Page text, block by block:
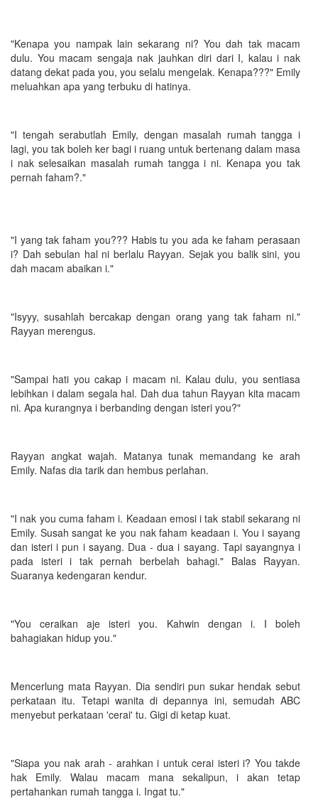
"Kenapa you nampak lain sekarang ni? You dah tak macam
dulu. You macam sengaja nak jauhkan diri dari I, kalau i nak
datang dekat pada you, you selalu mengelak. Kenapa???" Emily
meluahkan apa yang terbuku di hatinya.
"I tengah serabutlah Emily, dengan masalah rumah tangga i
lagi, you tak boleh ker bagi i ruang untuk bertenang dalam masa
i nak selesaikan masalah rumah tangga i ni. Kenapa you tak
pernah faham?."
"I yang tak faham you??? Habis tu you ada ke faham perasaan
i? Dah sebulan hal ni berlalu Rayyan. Sejak you balik sini, you
dah macam abaikan i."
"Isyyy, susahlah bercakap dengan orang yang tak faham ni."
Rayyan merengus.
"Sampai hati you cakap i macam ni. Kalau dulu, you sentiasa
lebihkan i dalam segala hal. Dah dua tahun Rayyan kita macam
ni. Apa kurangnya i berbanding dengan isteri you?"
Rayyan angkat wajah. Matanya tunak memandang ke arah
Emily. Nafas dia tarik dan hembus perlahan.
"I nak you cuma faham i. Keadaan emosi i tak stabil sekarang ni
Emily. Susah sangat ke you nak faham keadaan i. You i sayang
dan isteri i pun i sayang. Dua - dua i sayang. Tapi sayangnya i
pada isteri i tak pernah berbelah bahagi." Balas Rayyan.
Suaranya kedengaran kendur.
"You ceraikan aje isteri you. Kahwin dengan i. I boleh
bahagiakan hidup you."
Mencerlung mata Rayyan. Dia sendiri pun sukar hendak sebut
perkataan itu. Tetapi wanita di depannya ini, semudah ABC
menyebut perkataan 'cerai' tu. Gigi di ketap kuat.
"Siapa you nak arah - arahkan i untuk cerai isteri i? You takde
hak Emily. Walau macam mana sekalipun, i akan tetap
pertahankan rumah tangga i. Ingat tu."